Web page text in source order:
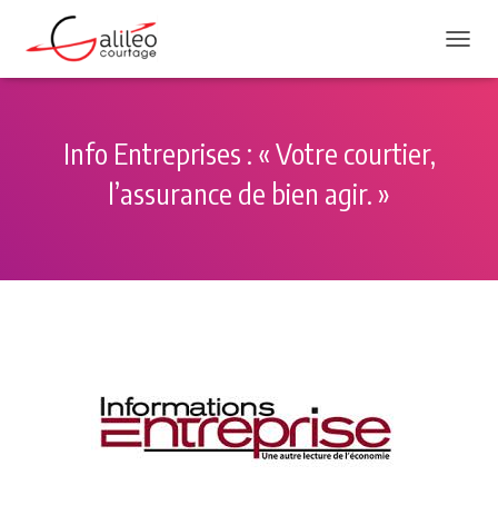
Info Entreprises : « Votre courtier,
l’assurance de bien agir. »